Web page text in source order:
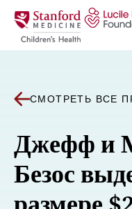
Перейти к
СМОТРЕТЬ ВСЕ
Джефф и
Безос